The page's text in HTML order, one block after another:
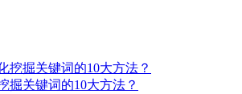
掘关键词的10大方法？